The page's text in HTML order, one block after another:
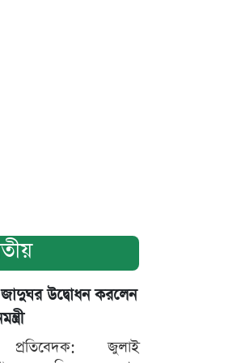
উদ্বোধন করলেন
প্রতিবেদক: জুলাই